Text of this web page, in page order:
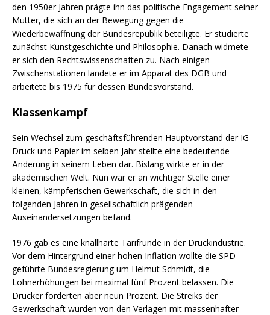
den 1950er Jahren prägte ihn das politische Engagement seiner
Mutter, die sich an der Bewegung gegen die
Wiederbewaffnung der Bundesrepublik beteiligte. Er studierte
zunächst Kunstgeschichte und Philosophie. Danach widmete
er sich den Rechtswissenschaften zu. Nach einigen
Zwischenstationen landete er im Apparat des DGB und
arbeitete bis 1975 für dessen Bundesvorstand.
Klassenkampf
Sein Wechsel zum geschäftsführenden Hauptvorstand der IG
Druck und Papier im selben Jahr stellte eine bedeutende
Änderung in seinem Leben dar. Bislang wirkte er in der
akademischen Welt. Nun war er an wichtiger Stelle einer
kleinen, kämpferischen Gewerkschaft, die sich in den
folgenden Jahren in gesellschaftlich prägenden
Auseinandersetzungen befand.
1976 gab es eine knallharte Tarifrunde in der Druckindustrie.
Vor dem Hintergrund einer hohen Inflation wollte die SPD
geführte Bundesregierung um Helmut Schmidt, die
Lohnerhöhungen bei maximal fünf Prozent belassen. Die
Drucker forderten aber neun Prozent. Die Streiks der
Gewerkschaft wurden von den Verlagen mit massenhafter